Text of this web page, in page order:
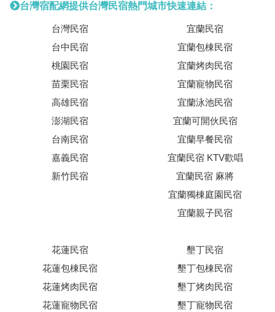
台灣宿配網提供台灣民宿熱門城市快速連結：
台灣民宿
台中民宿
桃園民宿
苗栗民宿
高雄民宿
澎湖民宿
台南民宿
嘉義民宿
新竹民宿
宜蘭民宿
宜蘭包棟民宿
宜蘭烤肉民宿
宜蘭寵物民宿
宜蘭泳池民宿
宜蘭可開伙民宿
宜蘭早餐民宿
宜蘭民宿 KTV歡唱
宜蘭民宿 麻將
宜蘭獨棟庭園民宿
宜蘭親子民宿
花蓮民宿
花蓮包棟民宿
花蓮烤肉民宿
花蓮寵物民宿
墾丁民宿
墾丁包棟民宿
墾丁烤肉民宿
墾丁寵物民宿